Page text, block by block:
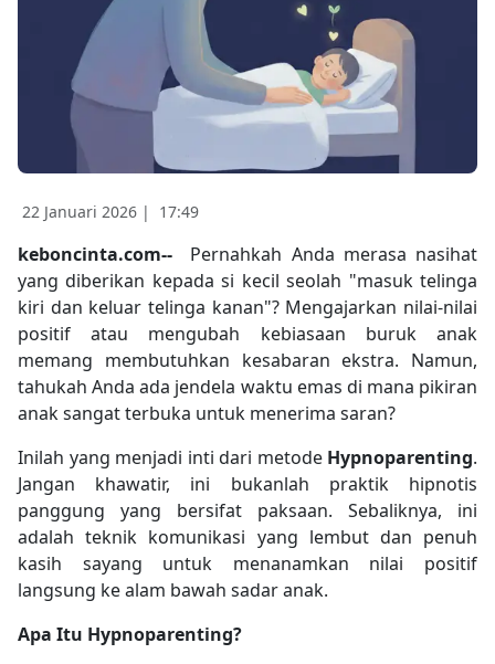
22 Januari 2026 | 17:49
keboncinta.com-- Pernahkah Anda merasa nasihat
yang diberikan kepada si kecil seolah "masuk telinga
kiri dan keluar telinga kanan"? Mengajarkan nilai-nilai
positif atau mengubah kebiasaan buruk anak
memang membutuhkan kesabaran ekstra. Namun,
tahukah Anda ada jendela waktu emas di mana pikiran
anak sangat terbuka untuk menerima saran?
Inilah yang menjadi inti dari metode Hypnoparenting.
Jangan khawatir, ini bukanlah praktik hipnotis
panggung yang bersifat paksaan. Sebaliknya, ini
adalah teknik komunikasi yang lembut dan penuh
kasih sayang untuk menanamkan nilai positif
langsung ke alam bawah sadar anak.
Apa Itu Hypnoparenting?